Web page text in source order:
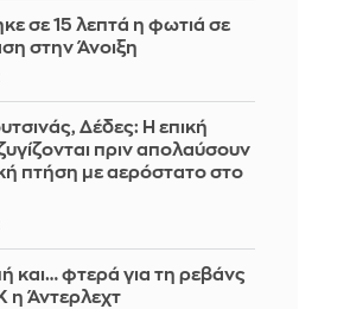
σε 15 λεπτά η φωτιά σε
στην Άνοιξη
Δέδες: Η επική
πριν απολαύσουν
πτήση με αερόστατο στο
και… φτερά για τη ρεβάνς
η Άντερλεχτ